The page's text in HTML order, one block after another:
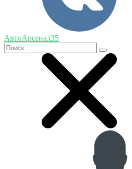
АвтоАрсенал35